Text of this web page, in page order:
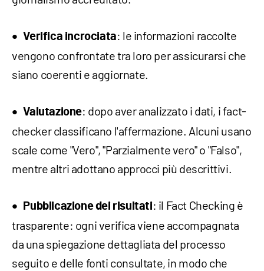
Verifica incrociata: le informazioni raccolte
vengono confrontate tra loro per assicurarsi che
siano coerenti e aggiornate.
Valutazione: dopo aver analizzato i dati, i fact-
checker classificano l'affermazione. Alcuni usano
scale come "Vero", "Parzialmente vero" o "Falso",
mentre altri adottano approcci più descrittivi.
Pubblicazione dei risultati: il Fact Checking è
trasparente: ogni verifica viene accompagnata
da una spiegazione dettagliata del processo
seguito e delle fonti consultate, in modo che